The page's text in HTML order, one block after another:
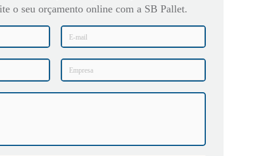
o seu orçamento online com a SB Pallet.